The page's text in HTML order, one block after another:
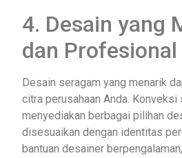
4. Desain yang
dan Profesional
Desain seragam yang menarik
citra perusahaan Anda. Konveksi
menyediakan berbagai pilihan
disesuaikan dengan identitas
bantuan desainer